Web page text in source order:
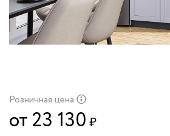
Розничная цена
от 23 130 ₽